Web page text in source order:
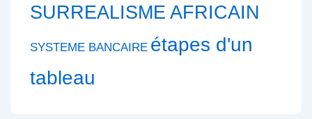
SURREALISME AFRICAIN
SYSTEME BANCAIRE étapes d'un
tableau